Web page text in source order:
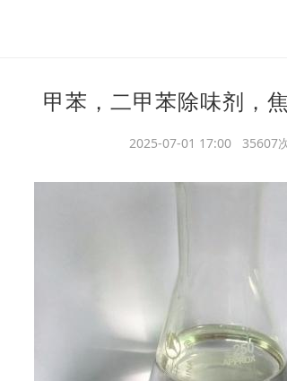
甲苯，二甲苯除味剂，
2025-07-01 17:00 35607